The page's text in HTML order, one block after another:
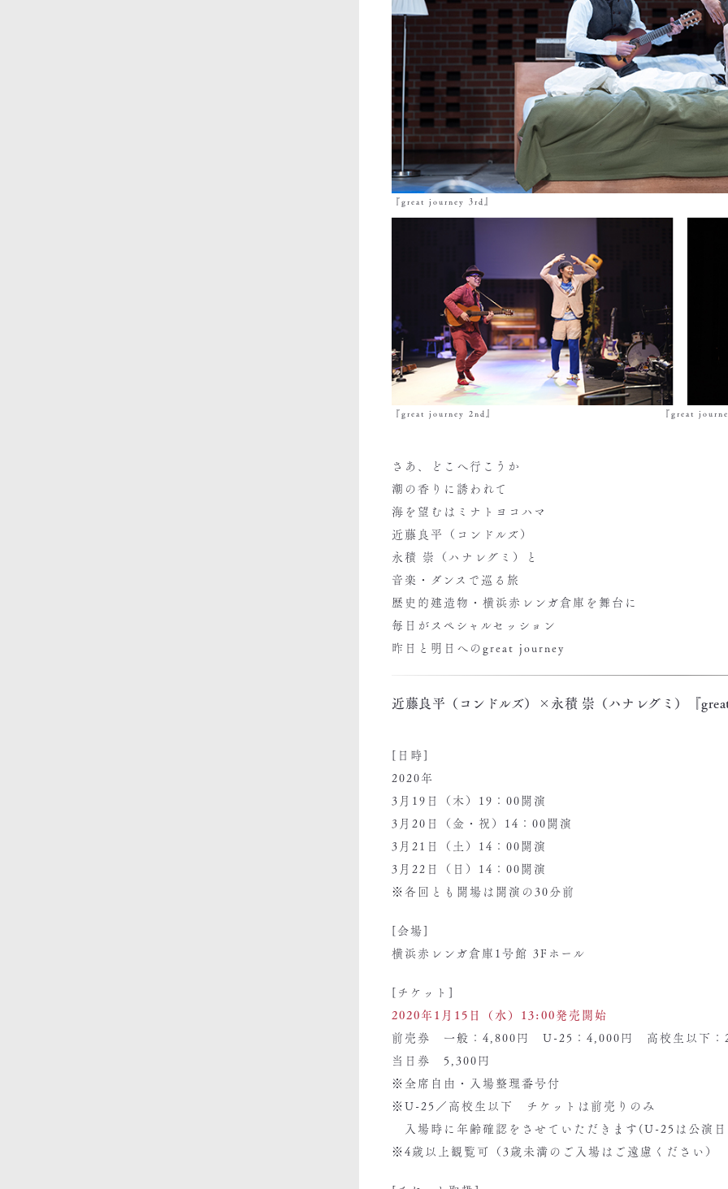
『great journey 3rd』
『great journey 2nd』 『great journey
さあ、どこへ行こうか
潮の香りに誘われて
海を望むはミナトヨコハマ
近藤良平（コンドルズ）
永積 崇（ハナレグミ）と
音楽・ダンスで巡る旅
歴史的建造物・横浜赤レンガ倉庫を舞台に
毎日がスペシャルセッション
昨日と明日へのgreat journey
近藤良平（コンドルズ）×永積 崇（ハナレグミ）『
[日時]
2020年
3月19日（木）19：00開演
3月20日（金・祝）14：00開演
3月21日（土）14：00開演
3月22日（日）14：00開演
※各回とも開場は開演の30分前
[会場]
横浜赤レンガ倉庫1号館 3Fホール
[チケット]
2020年1月15日（水）13:00発売開始
前売券 一般：4,800円 U-25：4,000円 高校生以下：
当日券 5,300円
※全席自由・入場整理番号付
※U-25／高校生以下 チケットは前売りのみ
入場時に年齢確認をさせていただきます(U-25は公演
※4歳以上観覧可（3歳未満のご入場はご遠慮ください）